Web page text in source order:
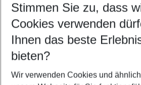
Customize your offer
Find the perfect deal which suits your
Your departure airport
Any airport
Select your date range
Stimmen Sie zu, dass
Cookies verwenden
Ihnen das beste
bieten?
Wir verwenden Cookies und